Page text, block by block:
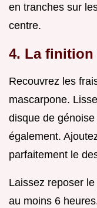
en tranches sur
centre.
4. La finition
Recouvrez les
mascarpone.
disque de
également.
parfaitement le
Laissez reposer
au moins 6